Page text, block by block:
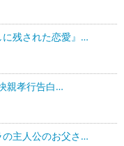
残された恋愛』…
親孝行告白…
の主人公のお父さ…